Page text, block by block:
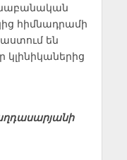
հիմնադրամի
են